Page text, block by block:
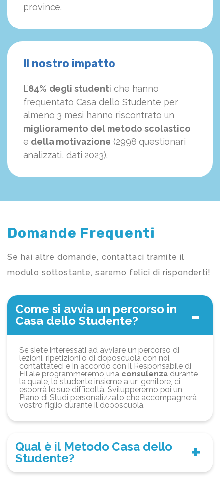
province.
Il nostro impatto
L’84% degli studenti che hanno
frequentato Casa dello Studente per
almeno 3 mesi hanno riscontrato un
miglioramento del metodo scolastico
e della motivazione (2998 questionari
analizzati, dati 2023).
Domande Frequenti
Se hai altre domande, contattaci tramite il
modulo sottostante, saremo felici di risponderti!
Come si avvia un percorso in
Casa dello Studente?
Se siete interessati ad avviare un percorso di
lezioni, ripetizioni o di doposcuola con noi,
contattateci e in accordo con il Responsabile di
Filiale programmeremo una consulenza durante
la quale, lo studente insieme a un genitore, ci
esporrà le sue difficoltà. Svilupperemo poi un
Piano di Studi personalizzato che accompagnerà
vostro figlio durante il doposcuola.
Qual è il Metodo Casa dello
Studente?